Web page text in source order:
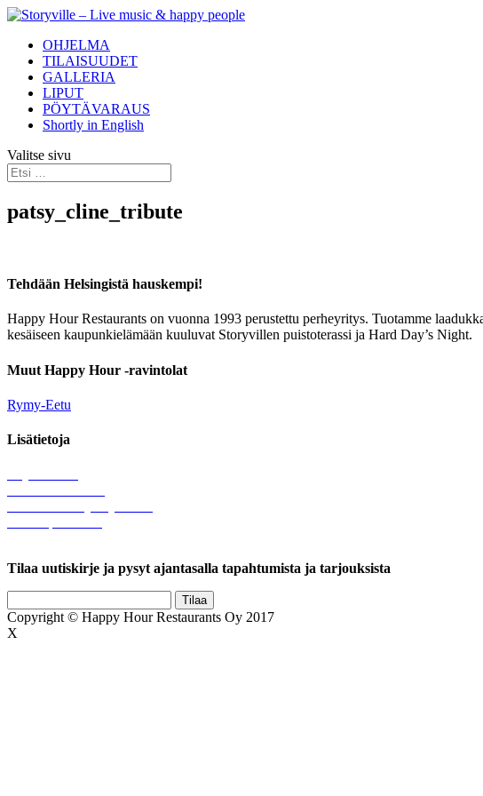
OHJELMA
TILAISUUDET
GALLERIA
LIPUT
PÖYTÄVARAUS
Shortly in English
Valitse sivu
patsy_cline_tribute
Tehdään Helsingistä hauskempi!
Happy Hour Restaurants on vuonna 1993 perustettu perheyritys. Tuotamme
kesäiseen kaupunkielämään kuuluvat Storyvillen puistoterassi ja Hard Day’s Night.
Muut Happy Hour -ravintolat
Rymy-Eetu
Lisätietoja
Tilaa uutiskirje ja pysyt ajantasalla tapahtumista ja tarjouksista
Copyright © Happy Hour Restaurants Oy 2017
X